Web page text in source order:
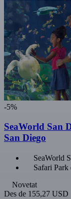
-5%
SeaWorld San
San Diego
SeaWorld
Safari
Novetat
Des de 155,27 USD